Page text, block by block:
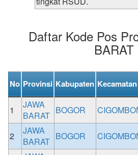
Daftar Kode Pos
BARAT
No Provinsi Kabupaten Kecamatan
1
JAWA
BARAT BOGOR
2
JAWA
BARAT BOGOR